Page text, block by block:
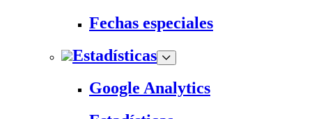
Fechas especiales
Estadísticas
Google Analytics